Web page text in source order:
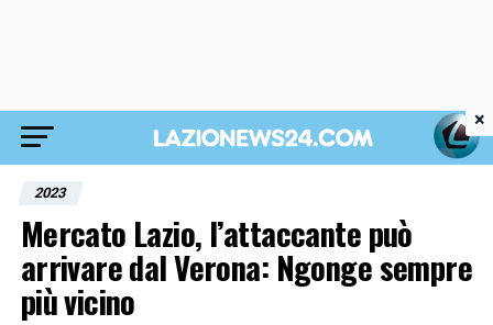
2023
Mercato Lazio, l’attaccante può
arrivare dal Verona: Ngonge sempre
più vicino
×